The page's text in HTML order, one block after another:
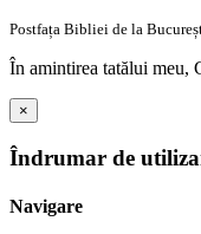
Postfața Bibliei de la
În amintirea tatălui meu,
×
Îndrumar de
Navigare